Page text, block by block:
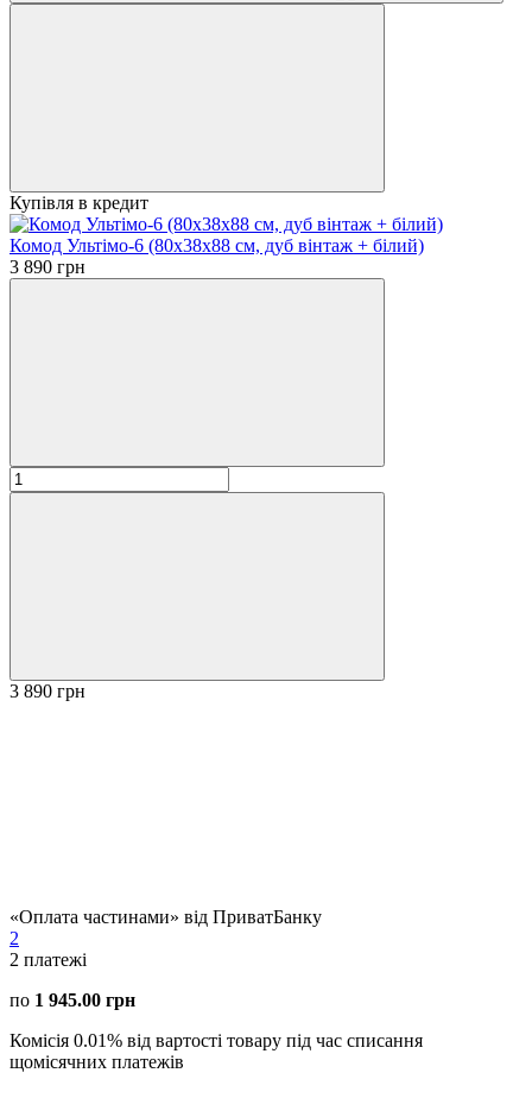
Купівля в кредит
Комод Ультімо-6 (80х38х88 см, дуб вінтаж + білий)
3 890 грн
3 890 грн
«Оплата частинами» від ПриватБанку
2
2 платежі
по 1 945.00 грн
Комісія 0.01% від вартості товару під час списання
щомісячних платежів